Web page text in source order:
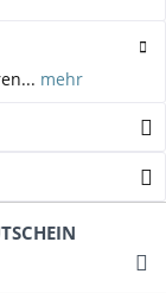
mehr